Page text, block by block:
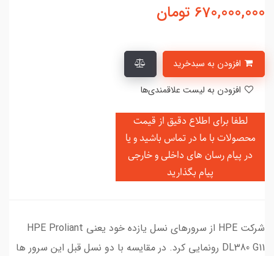
670,000,000 تومان
لطفا برای اطلاع دقیق از قیمت
محصولات با ما در تماس باشید و یا
در پیام رسان های داخلی و خارجی
پیام بگذارید
شرکت HPE از سرورهای نسل یازده خود یعنی HPE Proliant
DL380 G11 رونمایی کرد. در مقایسه با دو نسل قبل این سرور ها